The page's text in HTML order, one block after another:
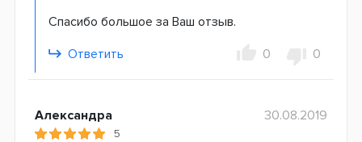
Спасибо большое за Ваш отзыв.
Ответить
0 0
Александра
5
30.08.2019